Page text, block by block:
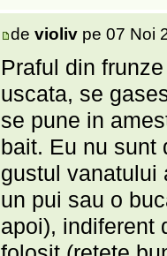
devioliv pe 07 Noi
Praful din
uscata, se
se pune in
bait. Eu nu sunt
gustul vanatului
un pui sau o
apoi), indiferent